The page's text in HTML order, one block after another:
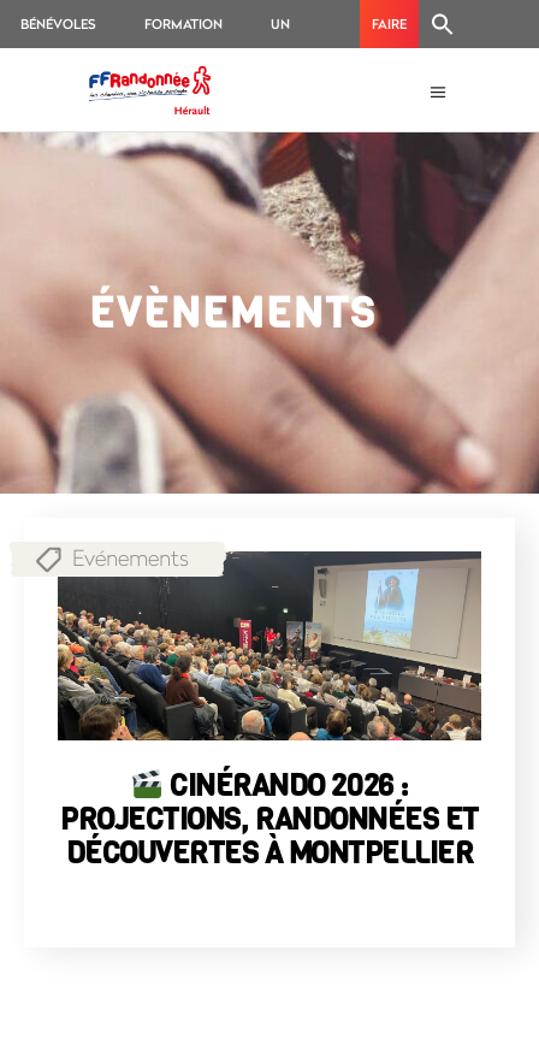
BÉNÉVOLES FORMATION UN FAIRE
ÉVÈNEMENTS
Evénements
CINÉRANDO 2026 :
PROJECTIONS, RANDONNÉES ET
DÉCOUVERTES À MONTPELLIER